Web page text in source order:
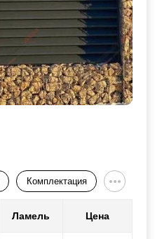
Комплектация
Ламель Цена